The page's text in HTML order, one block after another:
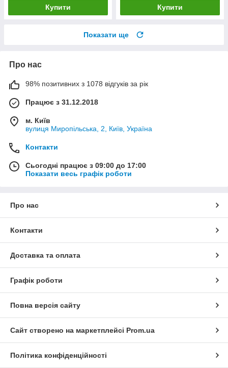
Купити Купити
Показати ще
Про нас
98% позитивних з 1078 відгуків за рік
Працює з 31.12.2018
м. Київ
вулиця Миропільська, 2, Київ, Україна
Контакти
Сьогодні працює з 09:00 до 17:00
Показати весь графік роботи
Про нас
Контакти
Доставка та оплата
Графік роботи
Повна версія сайту
Сайт створено на маркетплейсі Prom.ua
Політика конфіденційності